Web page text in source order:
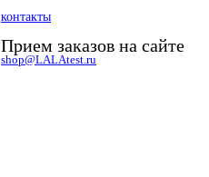
контакты
Прием заказов на сайте
shop@LALAtest.ru